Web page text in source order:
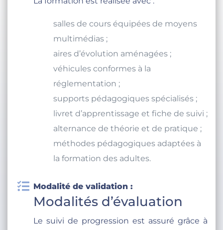
salles de cours équipées de moyens
multimédias ;
aires d’évolution aménagées ;
véhicules conformes à la
réglementation ;
supports pédagogiques spécialisés ;
livret d’apprentissage et fiche de suivi ;
alternance de théorie et de pratique ;
méthodes pédagogiques adaptées à
la formation des adultes.
Modalité de validation :
Modalités d’évaluation
Le suivi de progression est assuré grâce à